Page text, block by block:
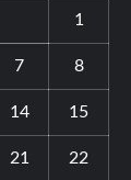
1
7 8
14 15
21 22